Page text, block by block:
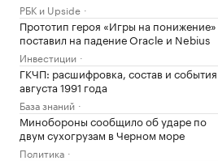
РБК и Upside
Прототип героя «Игры на понижение»
поставил на падение Oracle и Nebius
Инвестиции
ГКЧП: расшифровка, состав и события
августа 1991 года
База знаний
Минобороны сообщило об ударе по
двум сухогрузам в Черном море
Политика